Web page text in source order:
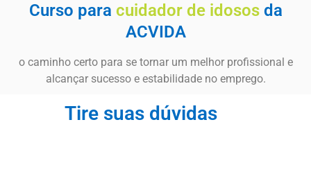
Curso para cuidador de idosos da
ACVIDA
o caminho certo para se tornar um melhor profissional e
alcançar sucesso e estabilidade no emprego.
Tire suas dúvidas